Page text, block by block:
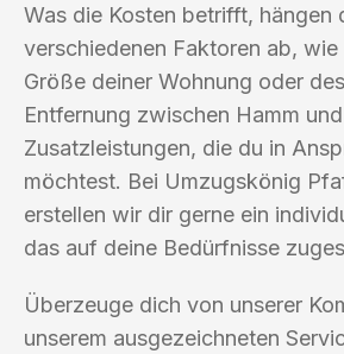
Was die Kosten betrifft, hängen
verschiedenen Faktoren ab,
Größe deiner Wohnung oder
Entfernung zwischen Hamm
Zusatzleistungen, die du in
möchtest. Bei Umzugskönig
erstellen wir dir gerne ein
das auf deine Bedürfnisse
Überzeuge dich von unserer
unserem ausgezeichneten